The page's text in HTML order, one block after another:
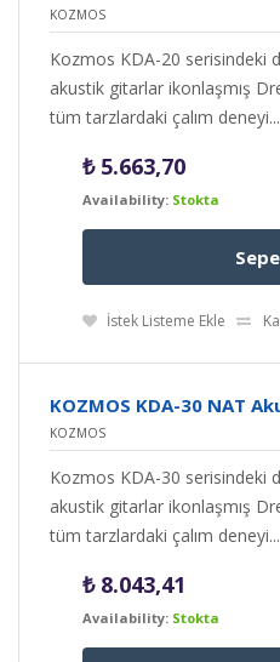
KOZMOS
Kozmos KDA-20 serisindeki
akustik gitarlar ikonlaşmış
tüm tarzlardaki çalım deneyi...
₺5.663,70
Availability: Stokta
İstek Listeme Ekle
KOZMOS KDA-30 NAT
KOZMOS
Kozmos KDA-30 serisindeki
akustik gitarlar ikonlaşmış
tüm tarzlardaki çalım deneyi...
₺8.043,41
Availability: Stokta